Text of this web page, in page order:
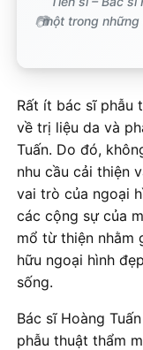
một trong
Rất ít bác sĩ phẫu
về trị liệu da và
Tuấn. Do đó,
nhu cầu cải thiện
vai trò của ngoại
các cộng sự của
mổ từ thiện nhằm
hữu ngoại hình
sống.
Bác sĩ Hoàng
phẫu thuật thẩm